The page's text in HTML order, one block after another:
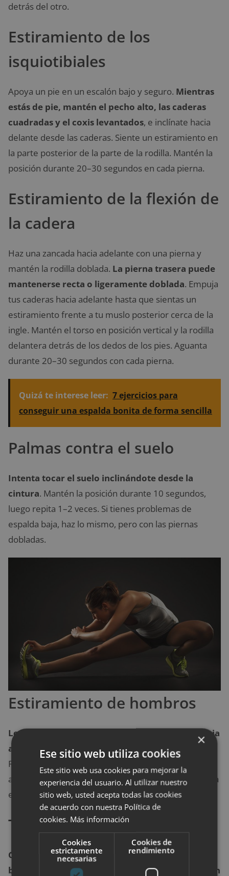
detrás del otro.
Estiramiento de los
isquiotibiales
Apoya un pie en un escalón bajo y seguro. Mientras
estás de pie, mantén el pecho alto, las caderas
cuadradas y el coxis levantados, e inclínate hacia
delante desde las caderas. Siente un estiramiento en
la parte posterior de la parte de la rodilla. Mantén la
posición durante 20–30 segundos en cada pierna.
Estiramiento de la flexión de
la cadera
Haz una zancada hacia adelante con una pierna y
mantén la rodilla doblada. La pierna trasera puede
mantenerse recta o ligeramente doblada. Empuja
tus caderas hacia adelante hasta que sientas un
estiramiento frente a tu muslo posterior cerca de la
ingle. Mantén el torso en posición vertical y la rodilla
delantera detrás de los dedos de los pies. Aguanta
durante 20–30 segundos con cada pierna.
Quizá te interese leer: 7 ejercicios para
conseguir una espalda bonita de forma sencilla
Palmas contra el suelo
Intenta tocar el suelo inclinándote desde la
cintura. Mantén la posición durante 10 segundos,
luego repita 1–2 veces. Si tienes problemas de
espalda baja, haz lo mismo, pero con las piernas
dobladas.
Estiramiento de hombros
Levanta los hombros hacia las orejas, luego hacia
abajo y hacia atrás en un movimiento circular.
Repite de 5 a 10 veces. Realiza este ejercicio con
ambos hombros simultáneamente o alterne derecha
e izquierda.
Tocar los dedos de los pies
Coloca tu pierna derecha en una silla o
barandilla, formando un ángulo de 90 grados con
×
Ese sitio web utiliza cookies
Este sitio web usa cookies para mejorar la
experiencia del usuario. Al utilizar nuestro
sitio web, usted acepta todas las cookies
de acuerdo con nuestra Política de
cookies. Más información
Cookies
estrictamente
necesarias
Cookies de
rendimiento